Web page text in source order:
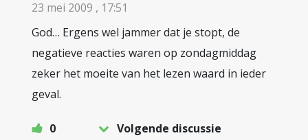
23 mei 2009 , 17:51
God… Ergens wel jammer dat je stopt, de
negatieve reacties waren op zondagmiddag
zeker het moeite van het lezen waard in ieder
geval.
0
Volgende discussie